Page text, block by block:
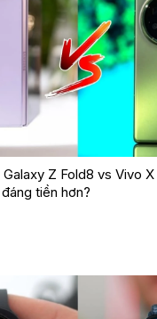
Z Fold8 vs Vivo
tiền hơn?